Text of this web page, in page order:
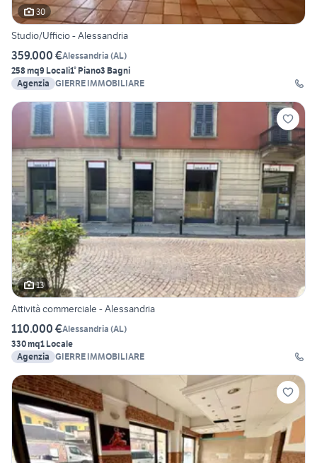
30
Studio/Ufficio - Alessandria
359.000 €Alessandria (AL)
258 mq9 Locali1° Piano3 Bagni
Agenzia GIERRE IMMOBILIARE
13
Attività commerciale - Alessandria
110.000 €Alessandria (AL)
330 mq1 Locale
Agenzia GIERRE IMMOBILIARE